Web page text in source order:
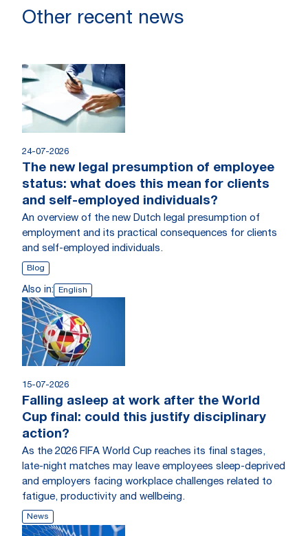
Other recent news
24-07-2026
The new legal presumption of employee
status: what does this mean for clients
and self-employed individuals?
An overview of the new Dutch legal presumption of
employment and its practical consequences for clients
and self-employed individuals.
Blog
Also in: English
15-07-2026
Falling asleep at work after the World
Cup final: could this justify disciplinary
action?
As the 2026 FIFA World Cup reaches its final stages,
late-night matches may leave employees sleep-deprived
and employers facing workplace challenges related to
fatigue, productivity and wellbeing.
News